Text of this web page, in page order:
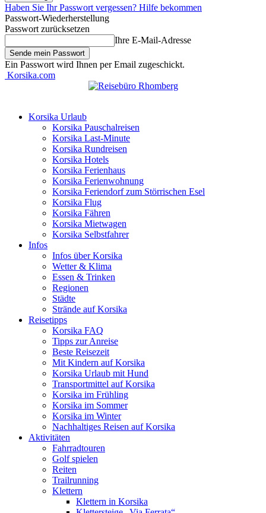
Haben Sie Ihr Passwort vergessen? Hilfe bekommen
Passwort-Wiederherstellung
Passwort zurücksetzen
Ihre E-Mail-Adresse
Ein Passwort wird Ihnen per Email zugeschickt.
Korsika.com
Korsika Urlaub
Korsika Pauschalreisen
Korsika Last-Minute
Korsika Rundreisen
Korsika Hotels
Korsika Ferienhaus
Korsika Ferienwohnung
Korsika Feriendorf zum Störrischen Esel
Korsika Flug
Korsika Fähren
Korsika Mietwagen
Korsika Selbstfahrer
Infos
Infos über Korsika
Wetter & Klima
Essen & Trinken
Regionen
Städte
Strände auf Korsika
Reisetipps
Korsika FAQ
Tipps zur Anreise
Beste Reisezeit
Mit Kindern auf Korsika
Korsika Urlaub mit Hund
Transportmittel auf Korsika
Korsika im Frühling
Korsika im Sommer
Korsika im Winter
Nachhaltiges Reisen auf Korsika
Aktivitäten
Fahrradtouren
Golf spielen
Reiten
Trailrunning
Klettern
Klettern in Korsika